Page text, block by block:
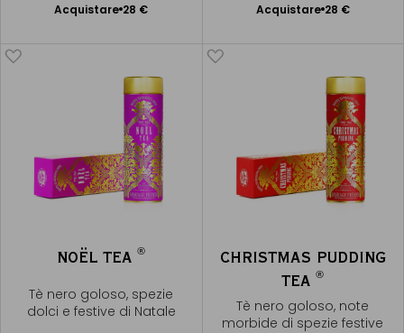
Acquistare 28 €
Aggiungere
Acquistare 28 €
Aggiungere
NOËL TEA®
Tè nero goloso, spezie
dolci e festive di Natale
CHRISTMAS PUDDING
TEA®
Tè nero goloso, note
morbide di spezie festive